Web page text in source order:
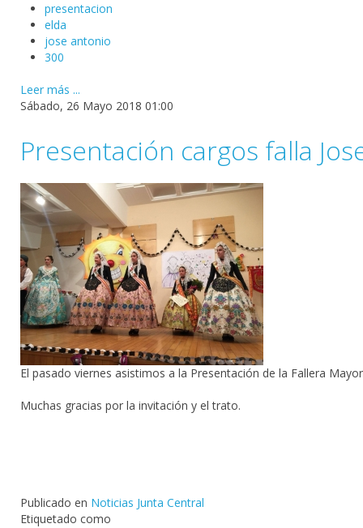
presentacion
elda
jose antonio
300
Leer más ...
Sábado, 26 Mayo 2018 01:00
Presentación cargos falla
El pasado viernes asistimos a la Presentación de la Fallera
Muchas gracias por la invitación y el trato.
Publicado en Noticias Junta Central
Etiquetado como